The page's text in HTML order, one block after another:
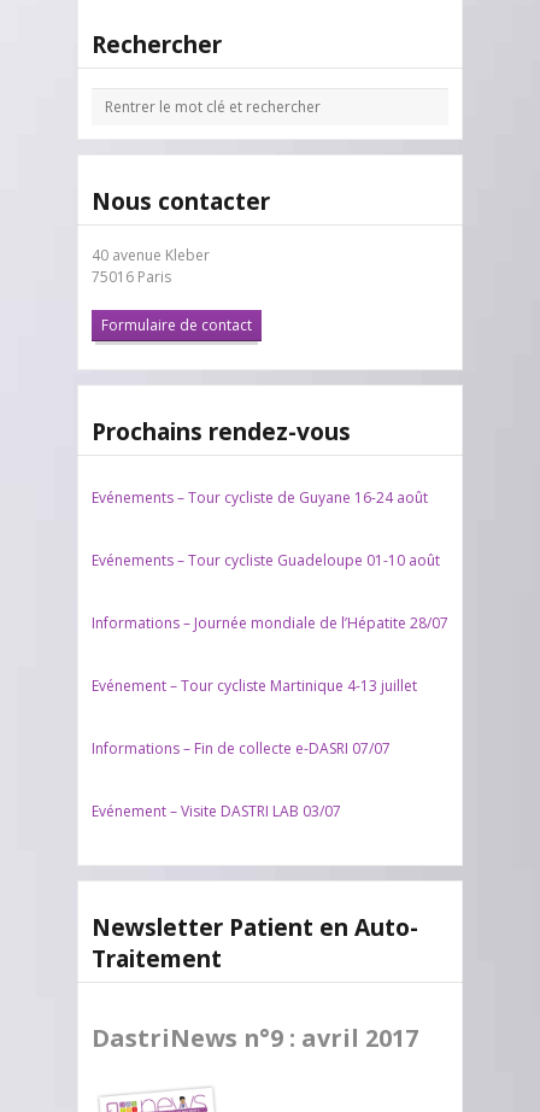
Rechercher
Nous contacter
40 avenue Kleber
75016 Paris
Formulaire de contact
Prochains rendez-vous
Evénements – Tour cycliste de Guyane 16-24 août
Evénements – Tour cycliste Guadeloupe 01-10 août
Informations – Journée mondiale de l’Hépatite 28/07
Evénement – Tour cycliste Martinique 4-13 juillet
Informations – Fin de collecte e-DASRI 07/07
Evénement – Visite DASTRI LAB 03/07
Newsletter Patient en Auto-
Traitement
DastriNews n°9 : avril 2017